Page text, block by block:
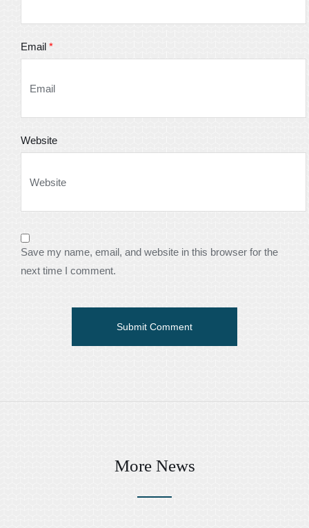
Email *
Website
Save my name, email, and website in this browser for the
next time I comment.
More News